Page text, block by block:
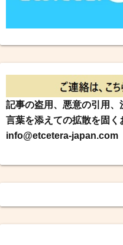
記事の盗用、悪意の引用
言葉を添えての拡散を固く
info@etcetera-japan.com